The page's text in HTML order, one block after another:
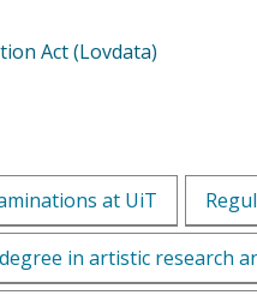
Act (Lovdata)
at UiT
in artistic research